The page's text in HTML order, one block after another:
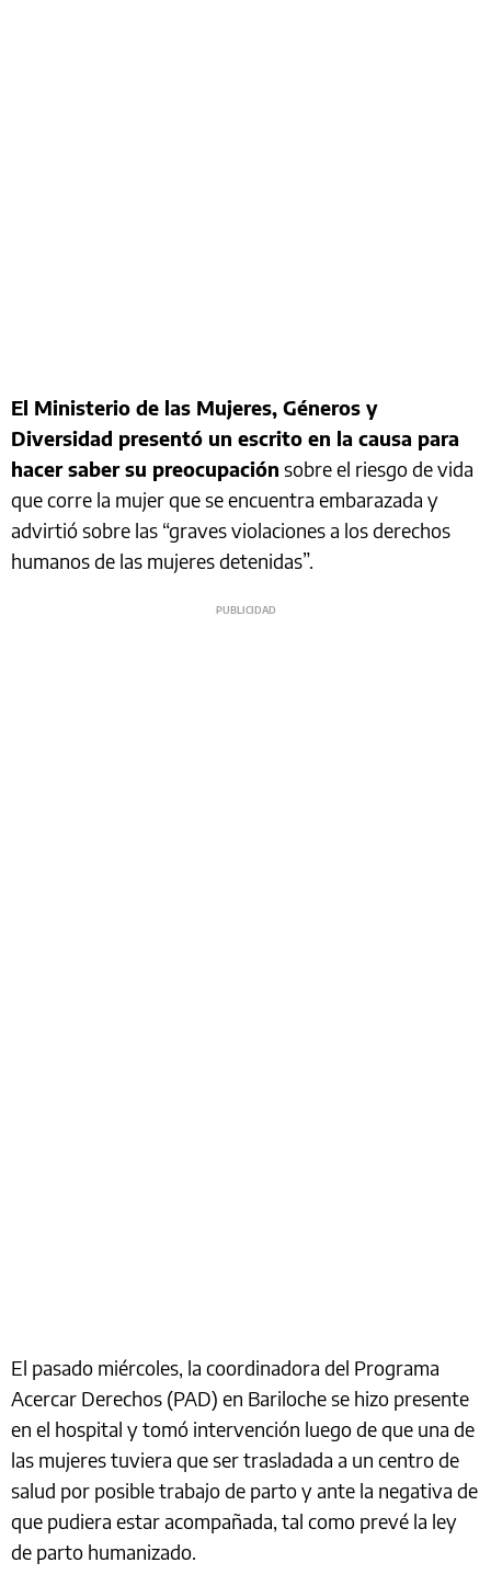
El Ministerio de las Mujeres, Géneros y
Diversidad presentó un escrito en la causa para
hacer saber su preocupación sobre el riesgo de vida
que corre la mujer que se encuentra embarazada y
advirtió sobre las “graves violaciones a los derechos
humanos de las mujeres detenidas”.
El pasado miércoles, la coordinadora del Programa
Acercar Derechos (PAD) en Bariloche se hizo presente
en el hospital y tomó intervención luego de que una de
las mujeres tuviera que ser trasladada a un centro de
salud por posible trabajo de parto y ante la negativa de
que pudiera estar acompañada, tal como prevé la ley
de parto humanizado.